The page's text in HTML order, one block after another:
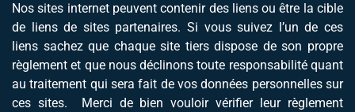
Nos sites internet peuvent contenir des liens ou être la cible
de liens de sites partenaires. Si vous suivez l’un de ces
liens sachez que chaque site tiers dispose de son propre
règlement et que nous déclinons toute responsabilité quant
au traitement qui sera fait de vos données personnelles sur
ces sites. Merci de bien vouloir vérifier leur règlement